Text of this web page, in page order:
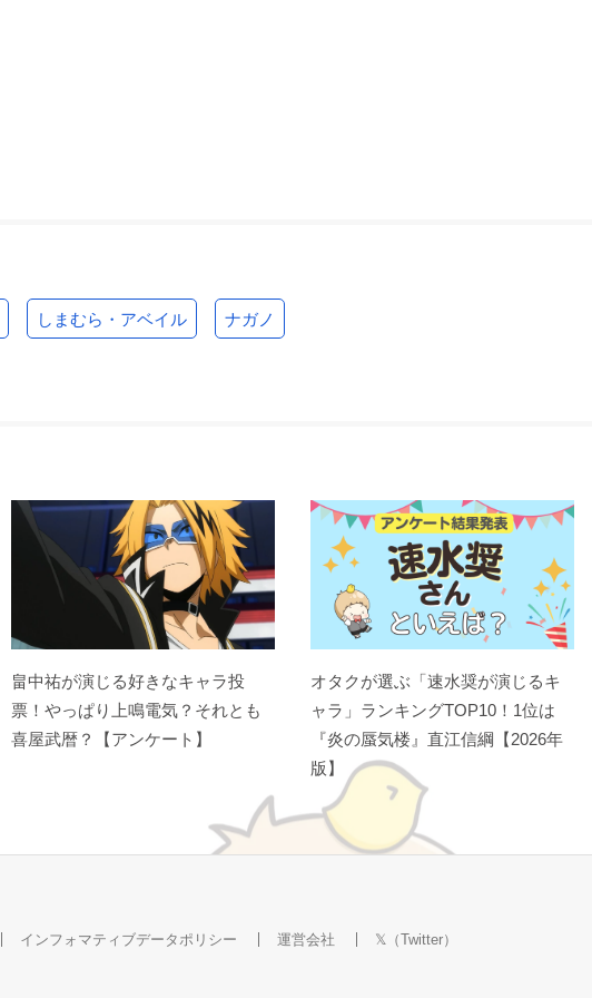
しまむら・アベイル ナガノ
畠中祐が演じる好きなキャラ投
票！やっぱり上鳴電気？それとも
喜屋武暦？【アンケート】
オタクが選ぶ「速水奨が演じるキ
ャラ」ランキングTOP10！1位は
『炎の蜃気楼』直江信綱【2026年
版】
インフォマティブデータポリシー 運営会社 𝕏（Twitter）